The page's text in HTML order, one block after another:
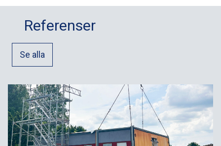
Referenser
Se alla